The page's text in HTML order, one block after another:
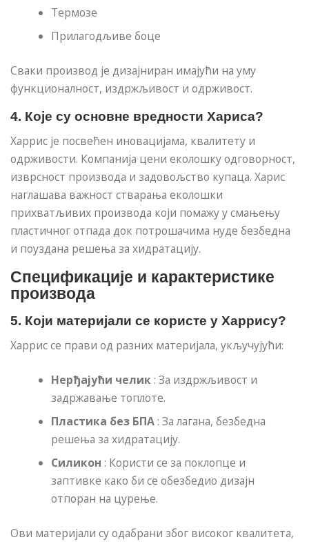
Термозе
Прилагодљиве боце
Сваки производ је дизајниран имајући на уму
функционалност, издржљивост и одрживост.
4. Које су основне вредности Хариса?
Харрис је посвећен иновацијама, квалитету и
одрживости. Компанија цени еколошку одговорност,
изврсност производа и задовољство купаца. Харис
наглашава важност стварања еколошки
прихватљивих производа који помажу у смањењу
пластичног отпада док потрошачима нуде безбедна
и поуздана решења за хидратацију.
Спецификације и карактеристике
производа
5. Који материјали се користе у Харрису?
Харрис се прави од разних материјала, укључујући:
Нерђајући челик : За издржљивост и
задржавање топлоте.
Пластика без БПА : За лагана, безбедна
решења за хидратацију.
Силикон : Користи се за поклопце и
заптивке како би се обезбедио дизајн
отпоран на цурење.
Ови материјали су одабрани због високог квалитета,